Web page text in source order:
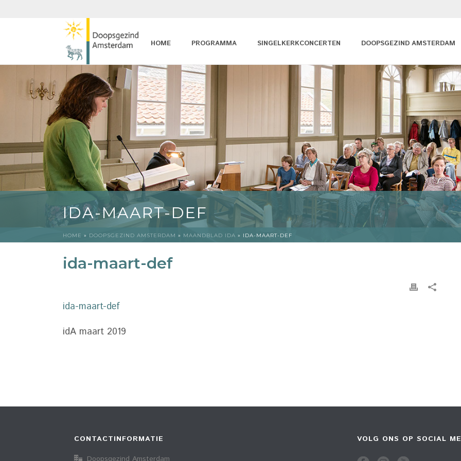
HOME PROGRAMMA SINGELKERKCONCERTEN DOOPSGEZIND AMSTERDAM
IDA-MAART-DEF
HOME » DOOPSGEZIND AMSTERDAM » MAANDBLAD IDA » IDA-MAART-DEF
ida-maart-def
ida-maart-def
idA maart 2019
CONTACTINFORMATIE
Doopsgezind Amsterdam
VOLG ONS OP SOCIAL